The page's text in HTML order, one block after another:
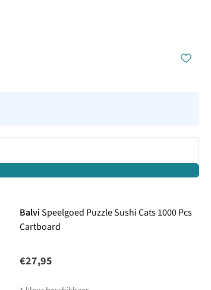
BalviSpeelgoed Puzzle Sushi Cats 1000 Pcs
Cartboard
€27,95